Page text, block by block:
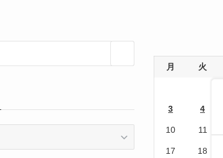
月 火
3 4
10 11
17 18